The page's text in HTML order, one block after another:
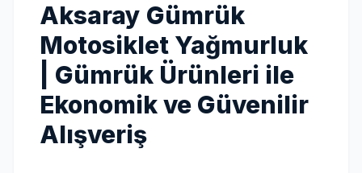
Aksaray Gümrük
Motosiklet Yağmurluk
| Gümrük Ürünleri ile
Ekonomik ve Güvenilir
Alışveriş